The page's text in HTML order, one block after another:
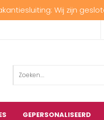
Wij zijn
GEPERSONALISEERD